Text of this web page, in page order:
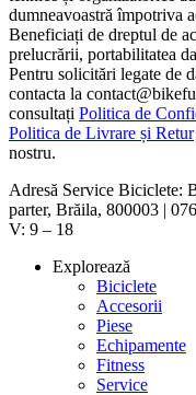
dumneavoastră împotriva
Beneficiați de dreptul de
prelucrării, portabilitatea
Pentru solicitări legate de
contacta la
consultați Politica de
Politica de Livrare și Retur
nostru.
Adresă Service Biciclete:
parter, Brăila, 800003 |
V: 9 – 18
Explorează
Biciclete
Accesorii
Piese
Echipamente
Fitness
Service